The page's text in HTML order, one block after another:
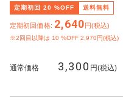
定期初回 20 %OFF 送料無料
定期初回価格: 2,640円(税込)
※2回目以降は 10 %OFF 2,970円(税込)
通常価格 3,300 円(税込)